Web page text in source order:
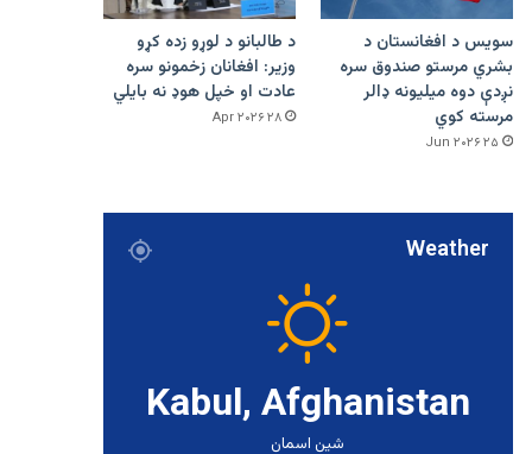
سویس د افغانستان د
بشري مرستو صندوق سره
نږدې دوه میلیونه ډالر
مرسته کوي
۲۵ Jun ۲۰۲۶
د طالبانو د لوړو زده کړو
وزیر: افغانان زخمونو سره
عادت او خپل هوډ نه بایلي
۲۸ Apr ۲۰۲۶
Weather
Kabul, Afghanistan
شین اسمان